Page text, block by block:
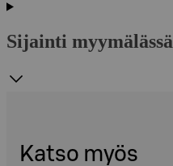
Sijainti myymälässä
Katso myös